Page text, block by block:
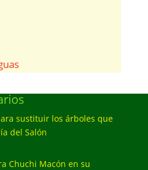
sustituir los árboles que
del Salón
Chuchi Macón en su